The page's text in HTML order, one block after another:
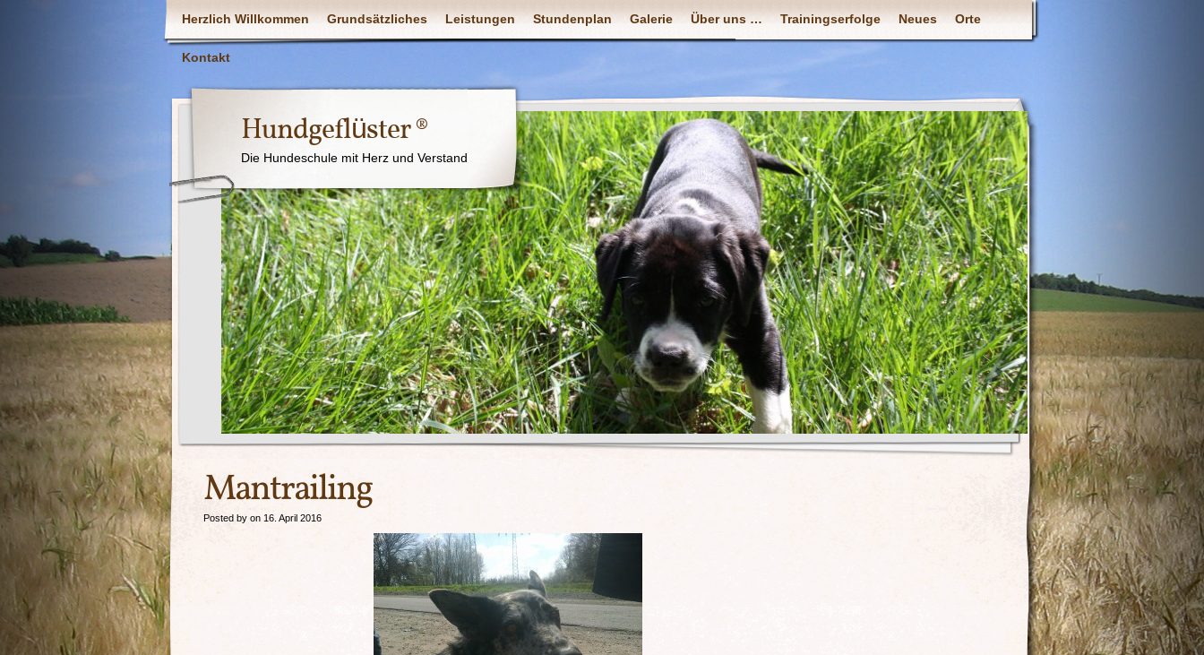
Herzlich Willkommen Grundsätzliches Leistungen Stundenplan Galerie Über uns … Trainingserfolge Neues Orte
Kontakt
Hundgeflüster ®
Die Hundeschule mit Herz und Verstand
Mantrailing
Posted by on 16. April 2016